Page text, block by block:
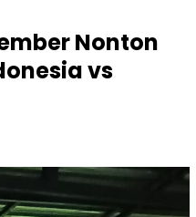
Nonton
vs